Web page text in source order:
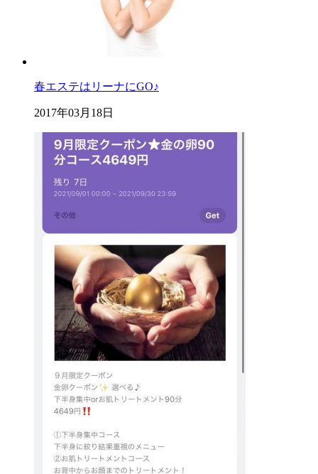
春エステはリーナにGO♪
2017年03月18日